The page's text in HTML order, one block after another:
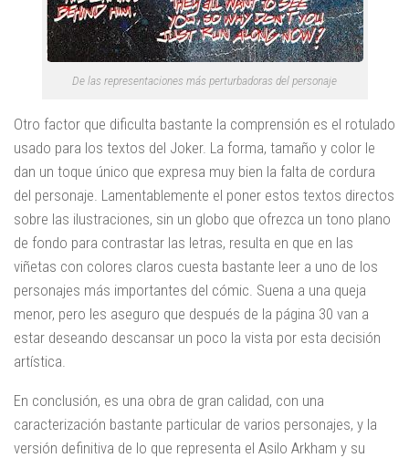
De las representaciones más perturbadoras del personaje
Otro factor que dificulta bastante la comprensión es el rotulado
usado para los textos del Joker. La forma, tamaño y color le
dan un toque único que expresa muy bien la falta de cordura
del personaje. Lamentablemente el poner estos textos directos
sobre las ilustraciones, sin un globo que ofrezca un tono plano
de fondo para contrastar las letras, resulta en que en las
viñetas con colores claros cuesta bastante leer a uno de los
personajes más importantes del cómic. Suena a una queja
menor, pero les aseguro que después de la página 30 van a
estar deseando descansar un poco la vista por esta decisión
artística.
En conclusión, es una obra de gran calidad, con una
caracterización bastante particular de varios personajes, y la
versión definitiva de lo que representa el Asilo Arkham y su